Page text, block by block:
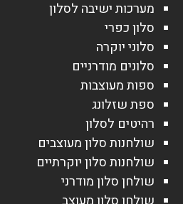
מערכות ישיבה לסלון
סלון כפרי
סלוני יוקרה
סלונים מודרניים
ספות מעוצבות
ספת שזלונג
רהיטים לסלון
שולחנות סלון מעוצבים
שולחנות סלון יוקרתיים
שולחן סלון מודרני